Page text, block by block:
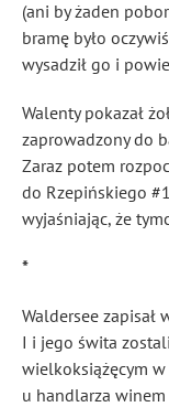
(ani by żaden
bramę było
wysadził go i
Walenty pokazał
zaprowadzony do
Zaraz potem
do Rzepińskiego
wyjaśniając, że
*
Waldersee
I i jego świta
wielkoksiążęcym
u handlarza